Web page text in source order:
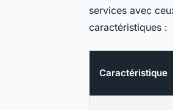
services avec
caractéristiques :
Caractéristique